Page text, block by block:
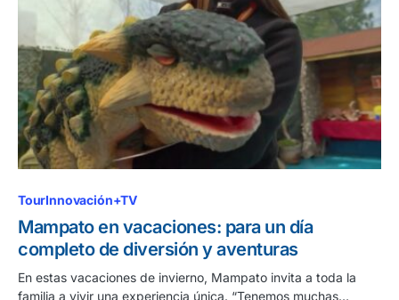
TourInnovación+TV
Mampato en vacaciones: para un día
completo de diversión y aventuras
En estas vacaciones de invierno, Mampato invita a toda la
familia a vivir una experiencia única. “Tenemos muchas…